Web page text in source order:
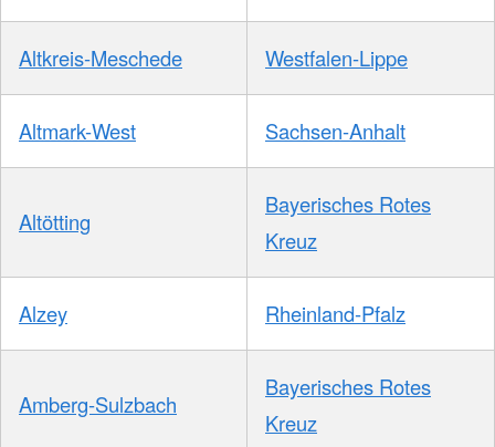
Altkreis-Meschede Westfalen-Lippe
Altmark-West Sachsen-Anhalt
Altötting
Bayerisches Rotes
Kreuz
Alzey Rheinland-Pfalz
Amberg-Sulzbach
Bayerisches Rotes
Kreuz